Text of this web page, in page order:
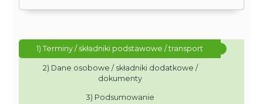
1) Terminy / składniki podstawowe / transport
2) Dane osobowe / składniki dodatkowe /
dokumenty
3) Podsumowanie